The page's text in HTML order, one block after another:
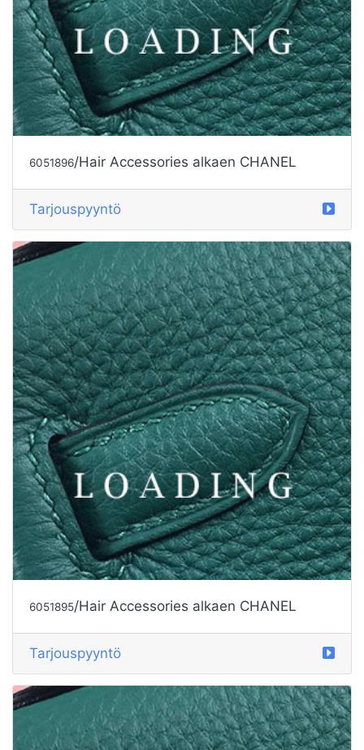
6051896/Hair Accessories alkaen CHANEL
Tarjouspyyntö
6051895/Hair Accessories alkaen CHANEL
Tarjouspyyntö